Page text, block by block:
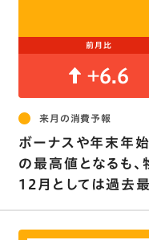
前月比
+6.6
来月の消費予報
ボーナスや年末年
の最高値となるも
12月としては過去